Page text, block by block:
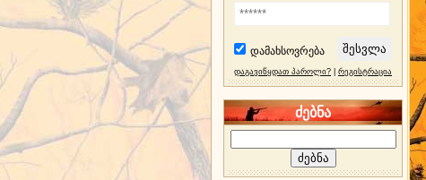
დამახსოვრება
დაგავიწყდათ პაროლი? რეგისტრაცია
ძებნა